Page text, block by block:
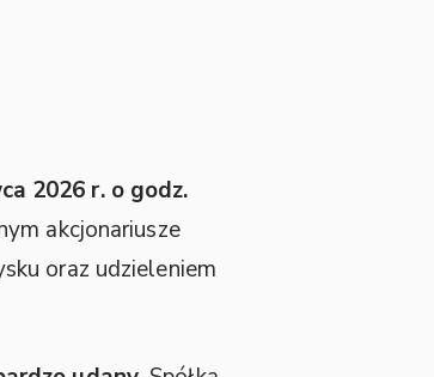
2026 r. o godz.
akcjonariusze
oraz udzieleniem